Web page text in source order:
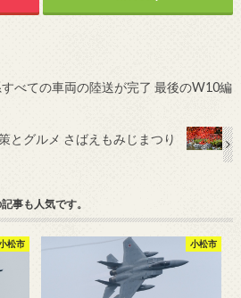
べての車両の陸送が完了 最後のW10編
とグルメ さばえもみじまつり
事も人気です。
松市 小松市